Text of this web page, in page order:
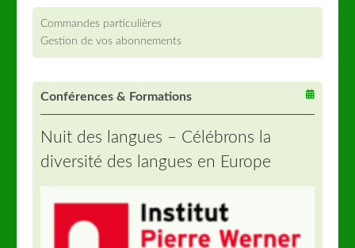
Commandes particulières
Gestion de vos abonnements
Conférences & Formations
Nuit des langues – Célébrons la
diversité des langues en Europe